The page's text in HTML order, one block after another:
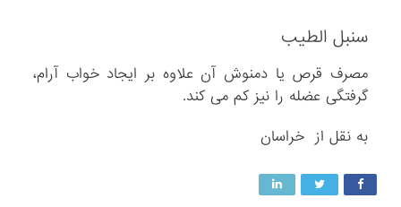
سنبل الطیب
مصرف قرص یا دمنوش آن علاوه بر ایجاد خواب آرام،
گرفتگی عضله را نیز کم می کند.
به نقل از خراسان